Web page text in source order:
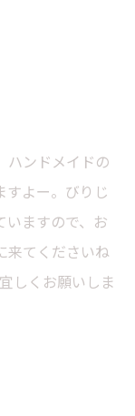
ハンドメイドの
すよー。びりじ
いますので、お
来てくださいね
しくお願いしま